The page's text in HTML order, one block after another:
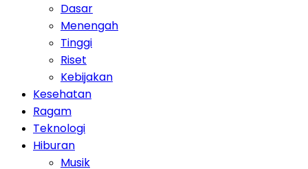
Dasar
Menengah
Tinggi
Riset
Kebijakan
Kesehatan
Ragam
Teknologi
Hiburan
Musik